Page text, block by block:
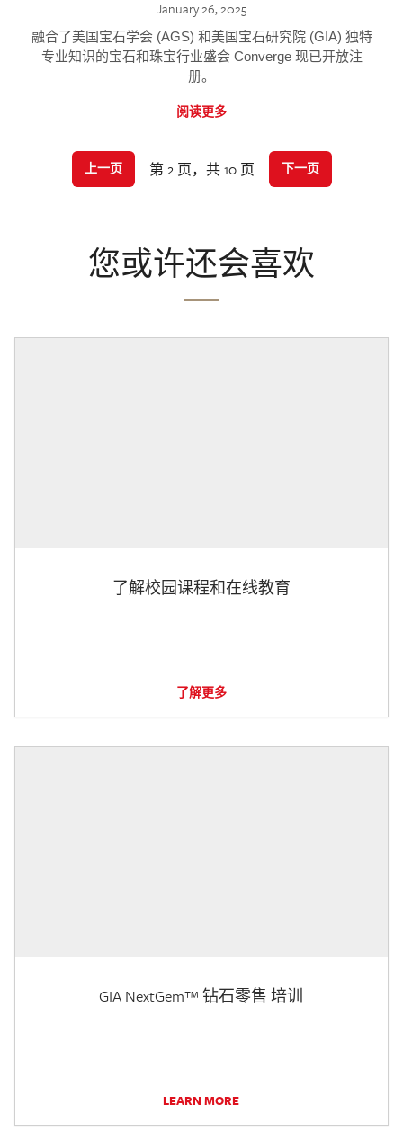
January 26, 2025
融合了美国宝石学会 (AGS) 和美国宝石研究院 (GIA) 独特
专业知识的宝石和珠宝行业盛会 Converge 现已开放注
册。
阅读更多
上一页 第 2 页，共 10 页 下一页
您或许还会喜欢
了解校园课程和在线教育
了解更多
GIA NextGem™ 钻石零售 培训
LEARN MORE